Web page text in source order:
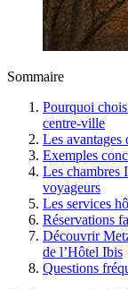
Sommaire
Pourquoi
centre-ville
Les avantages
Exemples
Les chambres
voyageurs
Les services
Réservations
Découvrir
de l’Hôtel Ibis
Questions